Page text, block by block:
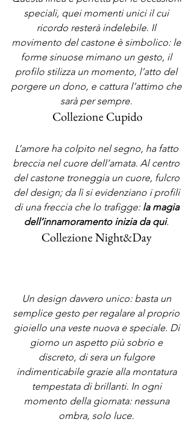
speciali, quei momenti unici il cui
ricordo resterà indelebile. Il
movimento del castone è simbolico: le
forme sinuose mimano un gesto, il
profilo stilizza un momento, l’atto del
porgere un dono, e cattura l’attimo che
sarà per sempre.
Collezione Cupido
L’amore ha colpito nel segno, ha fatto
breccia nel cuore dell’amata. Al centro
del castone troneggia un cuore, fulcro
del design; da lì si evidenziano i profili
di una freccia che lo trafigge: la magia
dell’innamoramento inizia da qui.
Collezione Night&Day
Un design davvero unico: basta un
semplice gesto per regalare al proprio
gioiello una veste nuova e speciale. Di
giorno un aspetto più sobrio e
discreto, di sera un fulgore
indimenticabile grazie alla montatura
tempestata di brillanti. In ogni
momento della giornata: nessuna
ombra, solo luce.